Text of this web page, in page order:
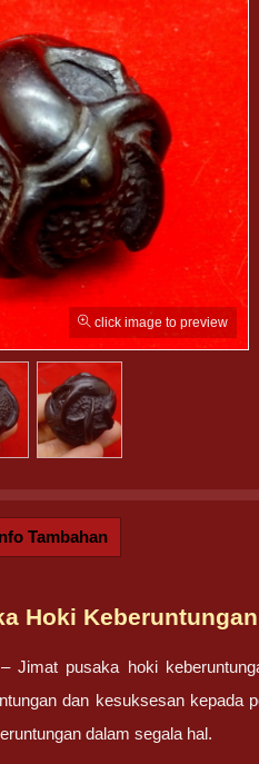
click image to preview
Tambahan
Hoki Keberuntungan
Jimat pusaka hoki
dan kesuksesan kepada
dalam segala hal.